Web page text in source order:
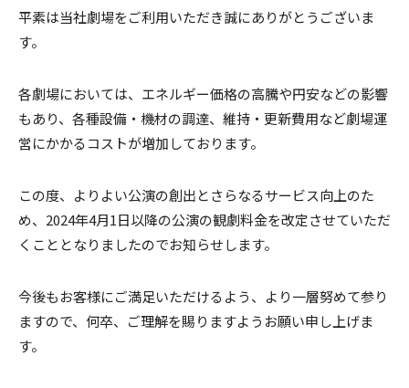
平素は当社劇場をご利用いただき誠にありがとうございま
す。
各劇場においては、エネルギー価格の高騰や円安などの影響
もあり、各種設備・機材の調達、維持・更新費用など劇場運
営にかかるコストが増加しております。
この度、よりよい公演の創出とさらなるサービス向上のた
め、2024年4月1日以降の公演の観劇料金を改定させていただ
くこととなりましたのでお知らせします。
今後もお客様にご満足いただけるよう、より一層努めて参り
ますので、何卒、ご理解を賜りますようお願い申し上げま
す。